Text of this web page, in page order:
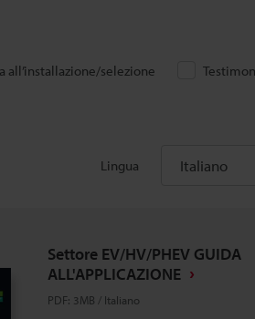
all’installazione/selezione
Lingua Italiano
Settore EV/HV/PHEV GUIDA
ALL'APPLICAZIONE
PDF: 3MB / Italiano